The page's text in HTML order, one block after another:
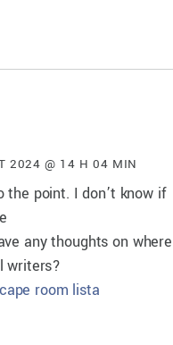
2024 @ 14 H 04 MIN
the point. I don’t know if
any thoughts on where
writers?
room lista